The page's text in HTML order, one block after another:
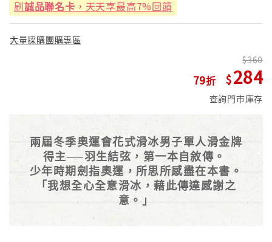
刷誠品聯名卡 ，天天享最高7%回饋
大量採購團購專區
79
360
284
查詢門市庫存
兩屆冬季奧運會花式滑冰男子單人滑金牌
得主──羽生結弦，第一本自敘傳。
少年時期劍指奧運，所思所感盡在本書。
「我想全心全意滑冰，藉此傳達感謝之
意。」